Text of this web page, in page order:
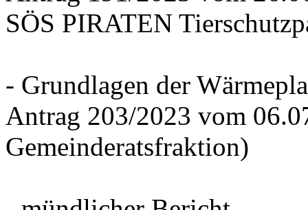
SÖS PIRATEN
- Grundlagen der
Antrag 203/2023 vom
Gemeinderatsfraktion)